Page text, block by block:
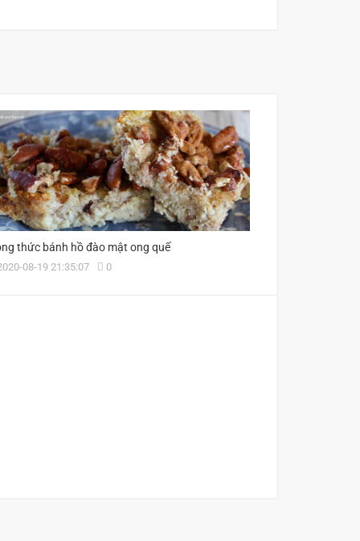
thức bánh hồ đào mật ong quế
08-19 21:35:07 0